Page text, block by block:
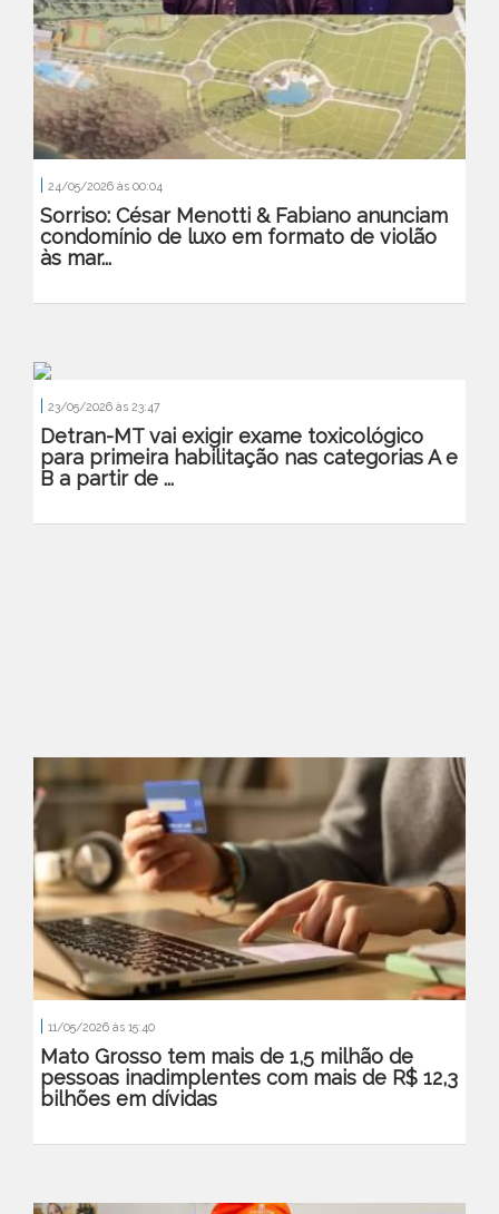
24/05/2026 às 00:04
Sorriso: César Menotti & Fabiano anunciam
condomínio de luxo em formato de violão
às mar...
23/05/2026 às 23:47
Detran-MT vai exigir exame toxicológico
para primeira habilitação nas categorias A e
B a partir de ...
| 11/05/2026 às 15:40
Mato Grosso tem mais de 1,5 milhão de
pessoas inadimplentes com mais de R$ 12,3
bilhões em dívidas